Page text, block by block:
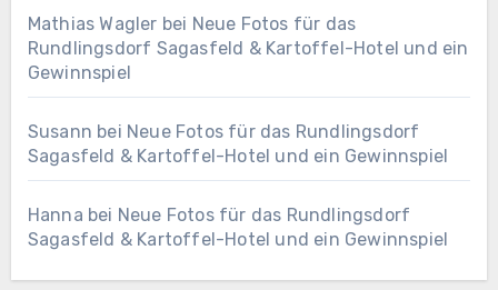
Mathias Wagler bei Neue Fotos für das
Rundlingsdorf Sagasfeld & Kartoffel-Hotel und ein
Gewinnspiel
Susann bei Neue Fotos für das Rundlingsdorf
Sagasfeld & Kartoffel-Hotel und ein Gewinnspiel
Hanna bei Neue Fotos für das Rundlingsdorf
Sagasfeld & Kartoffel-Hotel und ein Gewinnspiel